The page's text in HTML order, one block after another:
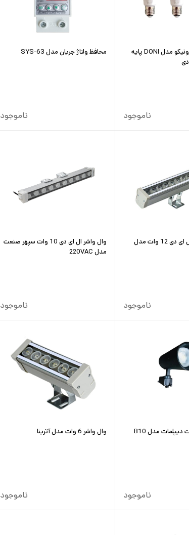
لامپ 10 وات دونیکو مدل DONI پایه
ناموجود
محافظ ولتاژ جریان مدل SYS-63
ناموجود
چراغ وال واشر ال ای دی 12 وات مدل
ناموجود
وال واشر ال ای دی 10 وات سپهر صنعت
مدل 220VAC
ناموجود
ناموجود
وال واشر 6 وات مدل آترینا
ناموجود